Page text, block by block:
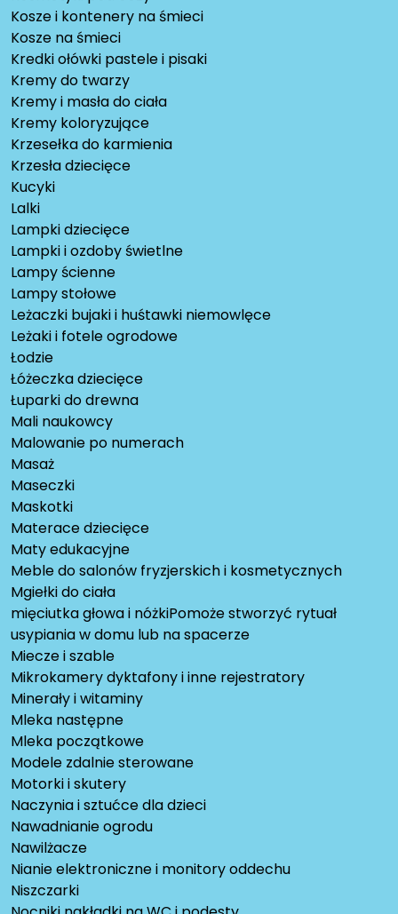
Kosze i kontenery na śmieci
Kosze na śmieci
Kredki ołówki pastele i pisaki
Kremy do twarzy
Kremy i masła do ciała
Kremy koloryzujące
Krzesełka do karmienia
Krzesła dziecięce
Kucyki
Lalki
Lampki dziecięce
Lampki i ozdoby świetlne
Lampy ścienne
Lampy stołowe
Leżaczki bujaki i huśtawki niemowlęce
Leżaki i fotele ogrodowe
Łodzie
Łóżeczka dziecięce
Łuparki do drewna
Mali naukowcy
Malowanie po numerach
Masaż
Maseczki
Maskotki
Materace dziecięce
Maty edukacyjne
Meble do salonów fryzjerskich i kosmetycznych
Mgiełki do ciała
mięciutka głowa i nóżkiPomoże stworzyć rytuał
usypiania w domu lub na spacerze
Miecze i szable
Mikrokamery dyktafony i inne rejestratory
Minerały i witaminy
Mleka następne
Mleka początkowe
Modele zdalnie sterowane
Motorki i skutery
Naczynia i sztućce dla dzieci
Nawadnianie ogrodu
Nawilżacze
Nianie elektroniczne i monitory oddechu
Niszczarki